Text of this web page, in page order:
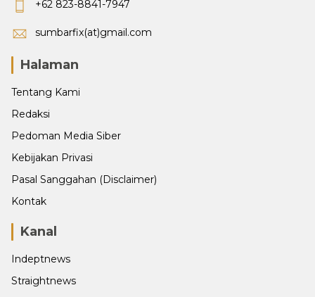
+62 823-8841-7947
sumbarfix(at)gmail.com
Halaman
Tentang Kami
Redaksi
Pedoman Media Siber
Kebijakan Privasi
Pasal Sanggahan (Disclaimer)
Kontak
Kanal
Indeptnews
Straightnews